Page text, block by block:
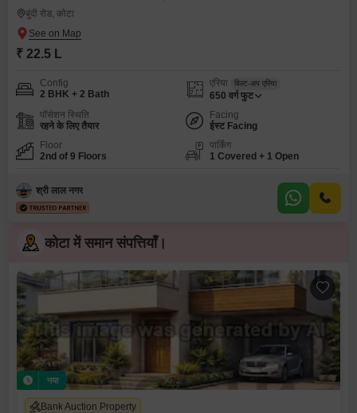
बुंदी रोड, कोटा
₹ 22.5 L
Config
2 BHK + 2 Bath
एरिया बिल्ट-अप एरिया
650 वर्ग फुट
पॉसेशन स्थिति
रहने के लिए तैयार
Facing
ईस्ट Facing
Floor
2nd of 9 Floors
पार्किंग
1 Covered + 1 Open
श्री लाल नगर
कोटा में समान संपत्तियाँ।
नया
Bank Auction Property